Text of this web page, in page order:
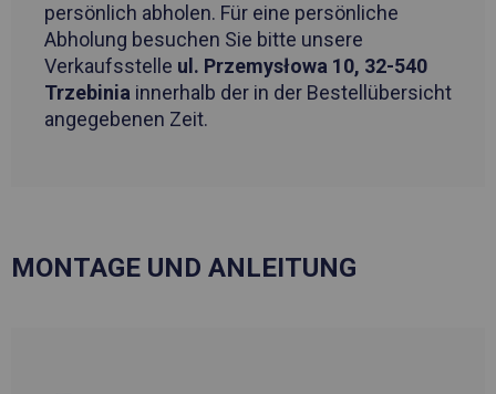
persönlich abholen. Für eine persönliche
Abholung besuchen Sie bitte unsere
Verkaufsstelle ul. Przemysłowa 10, 32-540
Trzebinia innerhalb der in der Bestellübersicht
angegebenen Zeit.
MONTAGE UND ANLEITUNG